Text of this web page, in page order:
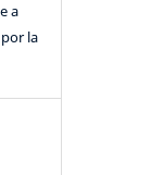
a
la